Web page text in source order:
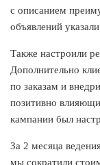
с описанием
объявлений
Также настроили
Дополнительно
по заказам и
позитивно
кампании был
За 2 месяца
мы сократили